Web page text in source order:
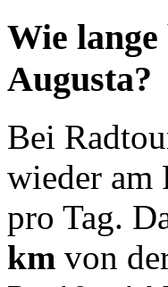
Wie
Augusta?
Bei
wieder am
pro Tag.
km von